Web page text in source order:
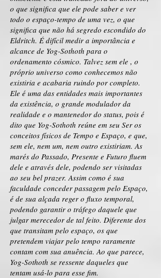
o que significa que ele pode saber e ver
todo o espaço-tempo de uma vez, o que
significa que não há segredo escondido do
Eldritch. É difícil medir a importância e
alcance de Yog-Sothoth para o
ordenamento cósmico. Talvez sem ele , o
próprio universo como conhecemos não
existiria e acabaria ruindo por completo.
Ele é uma das entidades mais importantes
da existência, o grande modulador da
realidade e o mantenedor do status, pois é
dito que Yog-Sothoth reúne em seu Ser os
conceitos físicos de Tempo e Espaço, e que,
sem ele, nem um, nem outro existiriam. As
marés do Passado, Presente e Futuro fluem
dele e através dele, podendo ser visitadas
ao seu bel prazer. Assim como é sua
faculdade conceder passagem pelo Espaço,
é de sua alçada reger o fluxo temporal,
podendo garantir o tráfego daquele que
julgar merecedor de tal feito. Diferente dos
que transitam pelo espaço, os que
pretendem viajar pelo tempo raramente
contam com sua anuência. Ao que parece,
Yog-Sothoth se ressente daqueles que
tentam usá-lo para esse fim.